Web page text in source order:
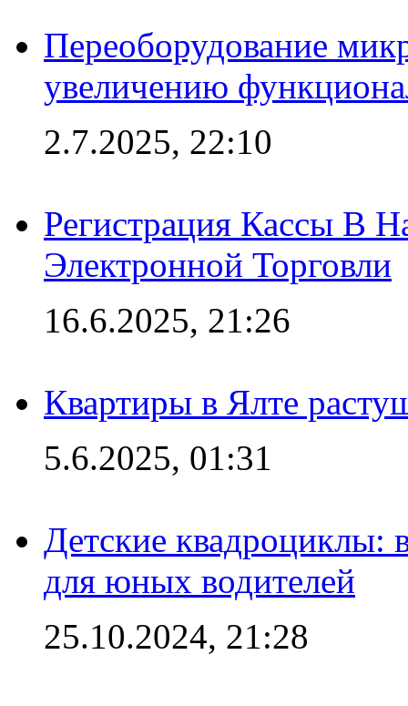
Переоборудование
увеличению
2.7.2025, 22:10
Регистрация Кассы В
Электронной Торговли
16.6.2025, 21:26
Квартиры в Ялте
5.6.2025, 01:31
Детские квадроциклы:
для юных водителей
25.10.2024, 21:28